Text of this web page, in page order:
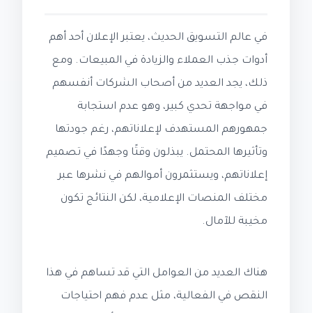
في عالم التسويق الحديث، يعتبر الإعلان أحد أهم
أدوات جذب العملاء والزيادة في المبيعات. ومع
ذلك، يجد العديد من أصحاب الشركات أنفسهم
في مواجهة تحدي كبير، وهو عدم استجابة
جمهورهم المستهدف لإعلاناتهم، رغم جودتها
وتأثيرها المحتمل. يبذلون وقتًا وجهدًا في تصميم
إعلاناتهم، ويستثمرون أموالهم في نشرها عبر
مختلف المنصات الإعلامية، لكن النتائج تكون
مخيبة للآمال.
هناك العديد من العوامل التي قد تساهم في هذا
النقص في الفعالية، مثل عدم فهم احتياجات